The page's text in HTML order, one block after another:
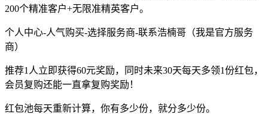
200个精准客户+无限准精英客户。
个人中心-人气购买-选择服务商-联系浩楠哥（我是官方服务
商）
推荐1人立即获得60元奖励，同时未来30天每天多领1份红包，
会员复购还能一直拿复购奖励！
红包池每天重新计算，你有多少份，就分多少份。